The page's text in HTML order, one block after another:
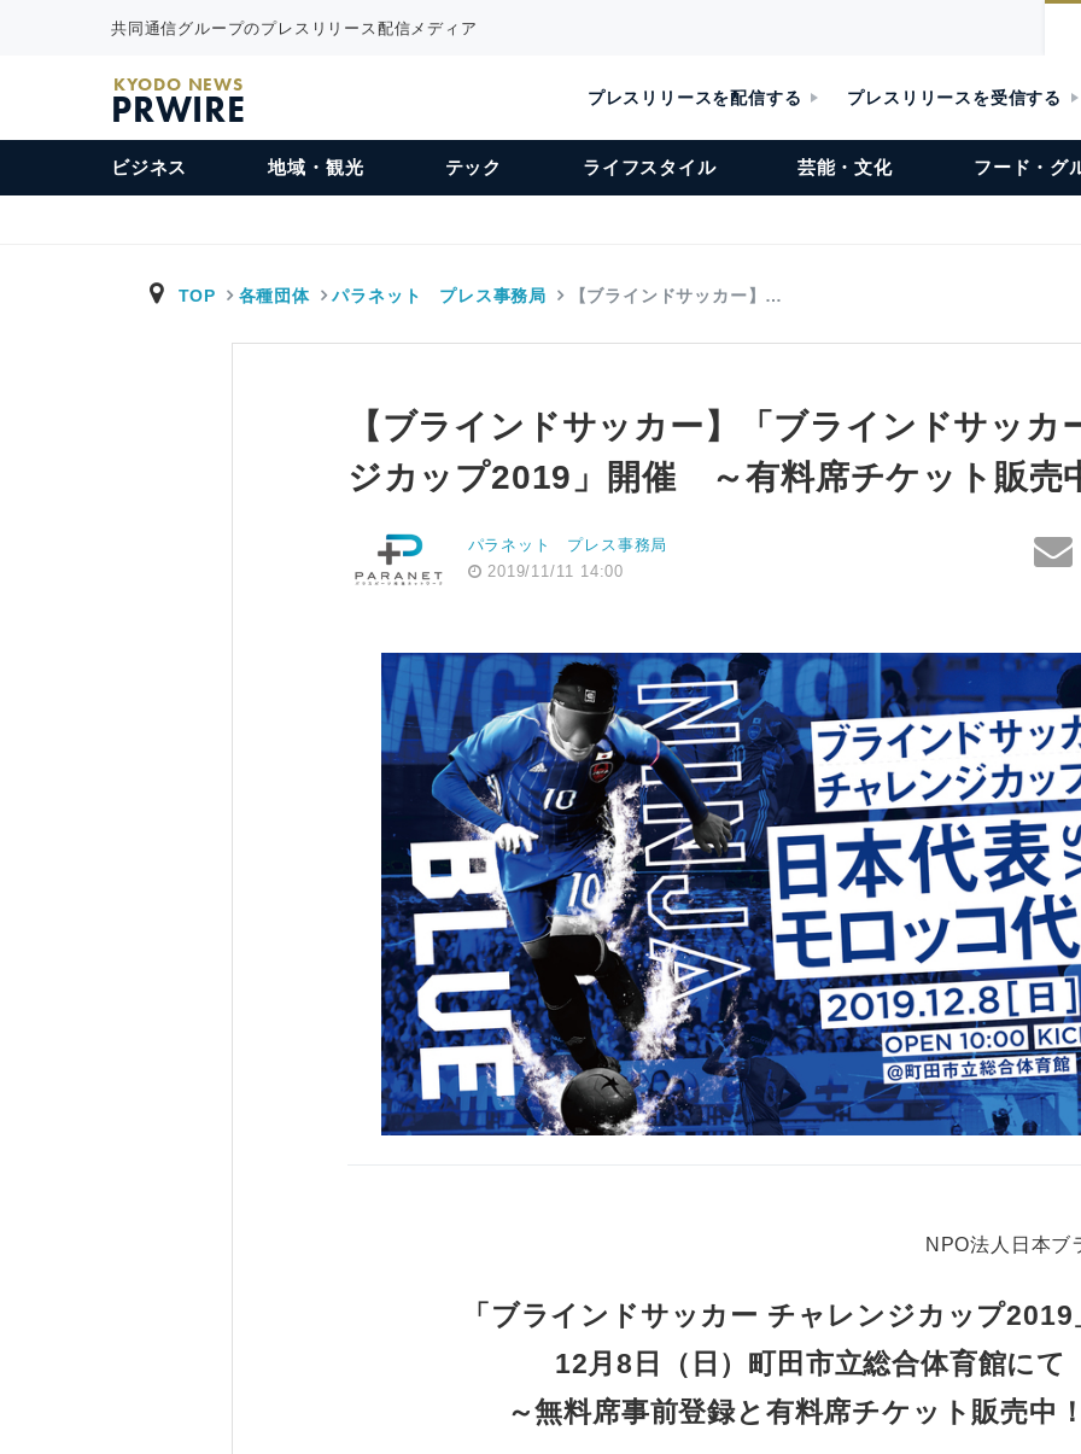
共同通信グループのプレスリリース配信メディア
KYODO NEWS
PRWIRE プレスリリースを配信する プレスリリースを受信する
ビジネス 地域・観光 テック ライフスタイル 芸能・文化 フード・グ
TOP 各種団体 パラネット プレス事務局 【ブラインドサッカー】…
【ブラインドサッカー】「ブラインドサッカ
ジカップ2019」開催 ～有料席チケット販売
パラネット プレス事務局
2019/11/11 14:00
NPO法人日本ブ
「ブラインドサッカー チャレンジカップ2019
12月8日（日）町田市立総合体育館にて
～無料席事前登録と有料席チケット販売中